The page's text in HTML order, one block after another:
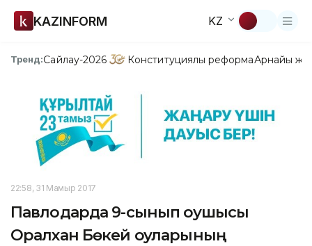
KAZINFORM KZ
Тренд:Сайлау-2026 Конституциялық реформаАрнайы
22:58, 31 Мамыр 2017
Павлодарда 9-сынып оқушысы
Оралхан Бөкей оқуларының